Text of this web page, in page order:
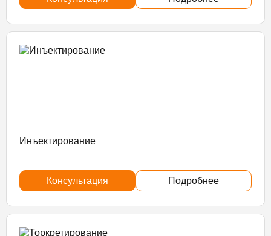
Инъектирование
Консультация Подробнее